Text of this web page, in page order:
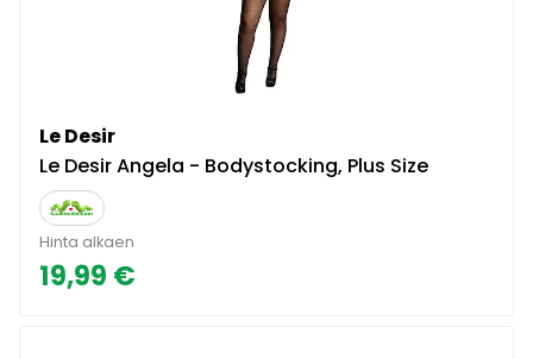
Le Desir
Le Desir Angela - Bodystocking, Plus Size
Hinta alkaen
19,99 €